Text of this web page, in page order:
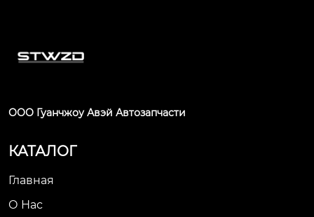
ООО Гуанчжоу Авэй Автозапчасти
КАТАЛОГ
Главная
О Нас